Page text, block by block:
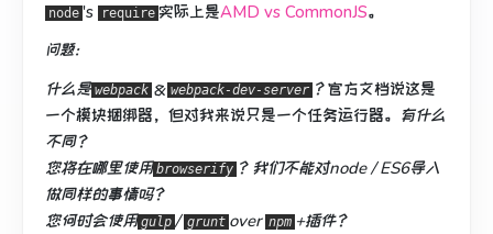
node 's require 实际上是AMD vs CommonJS。
问题：
什么是 webpack ＆ webpack-dev-server ？官方文档说这是
一个模块捆绑器，但对我来说只是一个任务运行器。 有什么
不同？
您将在哪里使用 browserify ？ 我们不能对node / ES6导入
做同样的事情吗？
您何时会使用 gulp / grunt over npm +插件？